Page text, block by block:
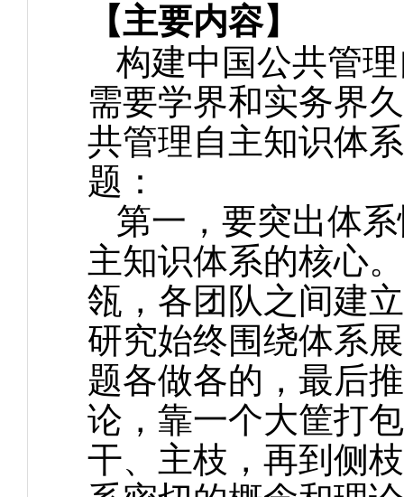
【主要内容】
构建中国公共管
需要学界和实务界
共管理自主知识体
题：
第一，要突出体
主知识体系的核心
瓴，各团队之间建
研究始终围绕体系
题各做各的，最后
论，靠一个大筐打
干、主枝，再到侧